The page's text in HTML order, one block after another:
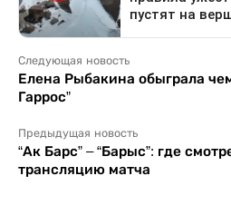
Следующая новость
Елена Рыбакина обыграла
Гаррос”
Предыдущая новость
“Ак Барс” – “Барыс”: где
трансляцию матча